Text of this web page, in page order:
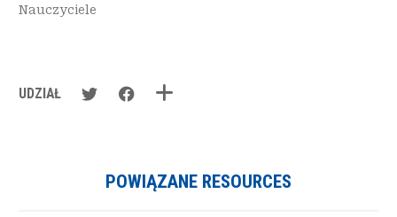
Nauczyciele
UDZIAŁ
POWIĄZANE RESOURCES